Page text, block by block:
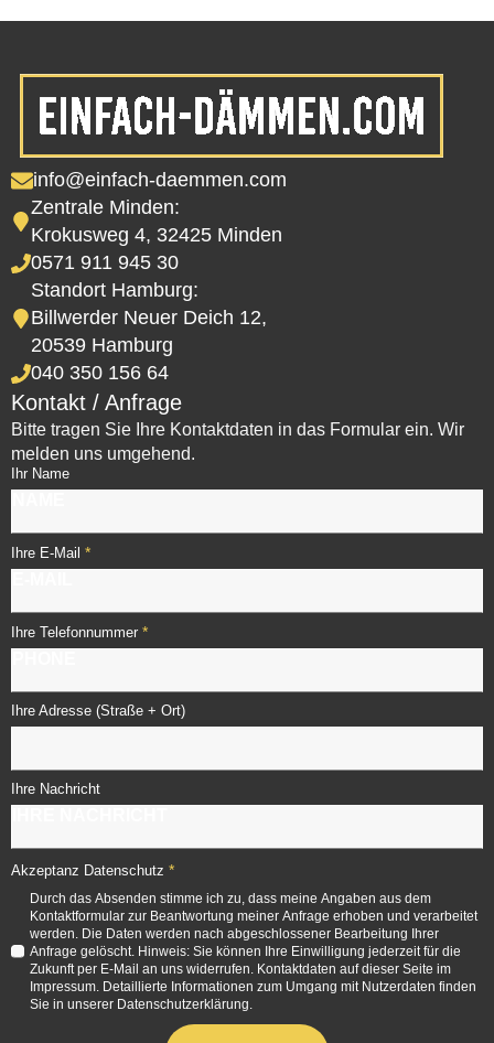
info@einfach-daemmen.com
Zentrale Minden:
Krokusweg 4, 32425 Minden
0571 911 945 30
Standort Hamburg:
Billwerder Neuer Deich 12,
20539 Hamburg
040 350 156 64
Kontakt / Anfrage
Bitte tragen Sie Ihre Kontaktdaten in das Formular ein. Wir
melden uns umgehend.
Ihr Name
Ihre E-Mail *
Ihre Telefonnummer *
Ihre Adresse (Straße + Ort)
Ihre Nachricht
Akzeptanz Datenschutz *
Durch das Absenden stimme ich zu, dass meine Angaben aus dem
Kontaktformular zur Beantwortung meiner Anfrage erhoben und verarbeitet
werden. Die Daten werden nach abgeschlossener Bearbeitung Ihrer
Anfrage gelöscht. Hinweis: Sie können Ihre Einwilligung jederzeit für die
Zukunft per E-Mail an uns widerrufen. Kontaktdaten auf dieser Seite im
Impressum. Detaillierte Informationen zum Umgang mit Nutzerdaten finden
Sie in unserer Datenschutzerklärung.